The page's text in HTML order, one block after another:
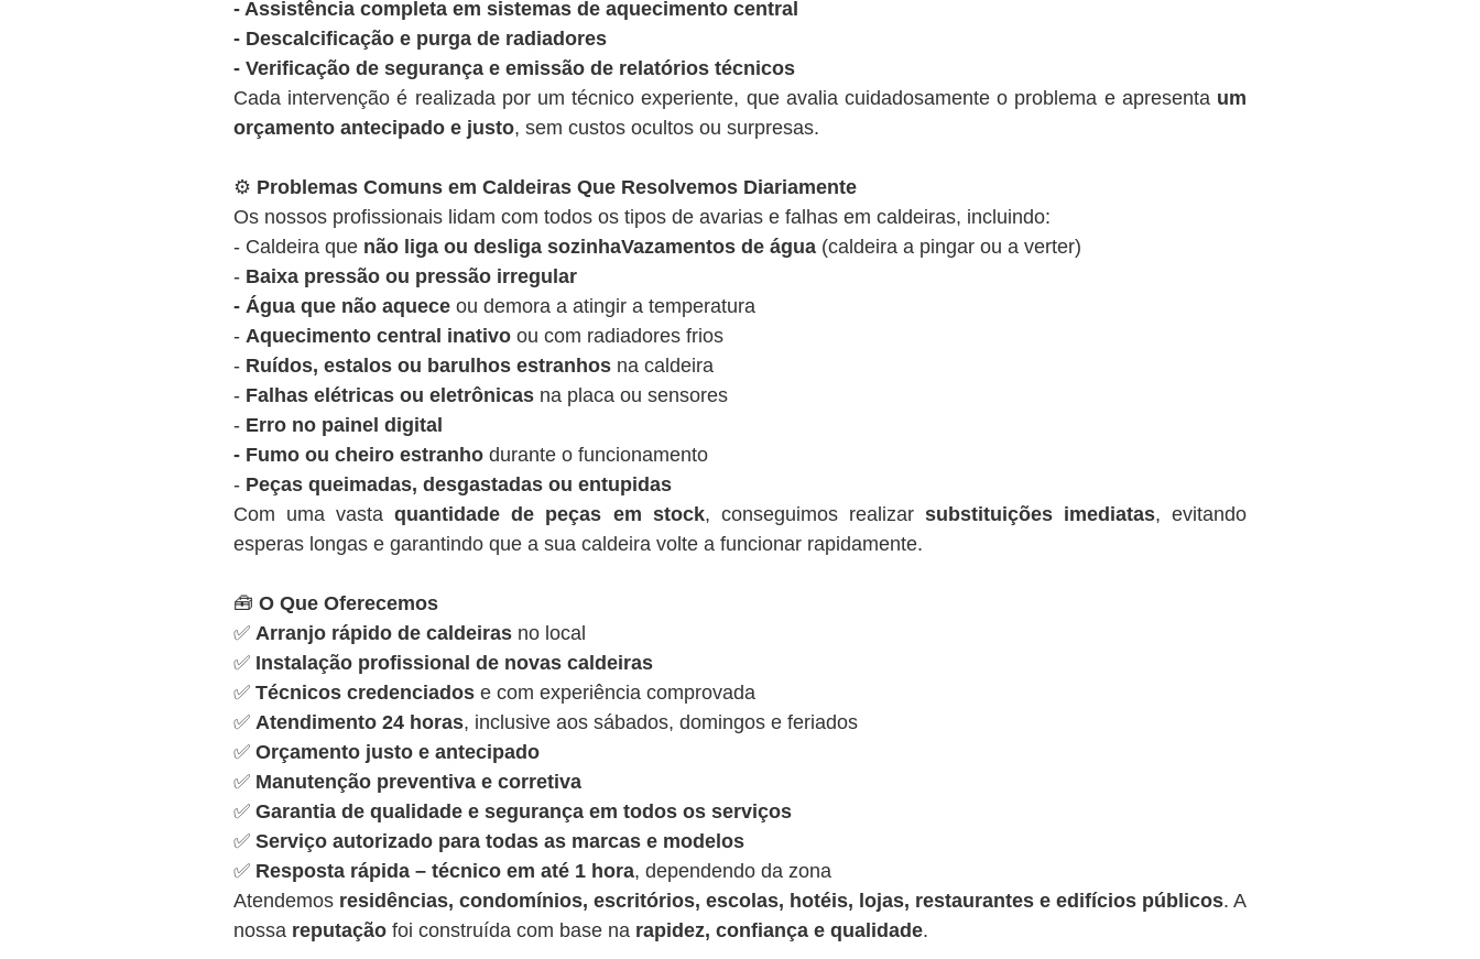
- Assistência completa em sistemas de aquecimento central
- Descalcificação e purga de radiadores
- Verificação de segurança e emissão de relatórios técnicos
Cada intervenção é realizada por um técnico experiente, que avalia cuidadosamente o problema e apresenta um
orçamento antecipado e justo, sem custos ocultos ou surpresas.
⚙️ Problemas Comuns em Caldeiras Que Resolvemos Diariamente
Os nossos profissionais lidam com todos os tipos de avarias e falhas em caldeiras, incluindo:
- Caldeira que não liga ou desliga sozinhaVazamentos de água (caldeira a pingar ou a verter)
- Baixa pressão ou pressão irregular
- Água que não aquece ou demora a atingir a temperatura
- Aquecimento central inativo ou com radiadores frios
- Ruídos, estalos ou barulhos estranhos na caldeira
- Falhas elétricas ou eletrônicas na placa ou sensores
- Erro no painel digital
- Fumo ou cheiro estranho durante o funcionamento
- Peças queimadas, desgastadas ou entupidas
Com uma vastaquantidade de peças em stock, conseguimos realizar substituições imediatas, evitando
esperas longas e garantindo que a sua caldeira volte a funcionar rapidamente.
🧰 O Que Oferecemos
✅ Arranjo rápido de caldeiras no local
✅ Instalação profissional de novas caldeiras
✅ Técnicos credenciados e com experiência comprovada
✅ Atendimento 24 horas, inclusive aos sábados, domingos e feriados
✅ Orçamento justo e antecipado
✅ Manutenção preventiva e corretiva
✅ Garantia de qualidade e segurança em todos os serviços
✅ Serviço autorizado para todas as marcas e modelos
✅ Resposta rápida – técnico em até 1 hora, dependendo da zona
Atendemos residências, condomínios, escritórios, escolas, hotéis, lojas, restaurantes e edifícios públicos. A
nossa reputação foi construída com base na rapidez, confiança e qualidade.